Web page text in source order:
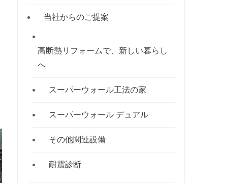
当社からのご提案
高断熱リフォームで、新しい暮らし
へ
スーパーウォール工法の家
スーパーウォール デュアル
その他関連設備
耐震診断